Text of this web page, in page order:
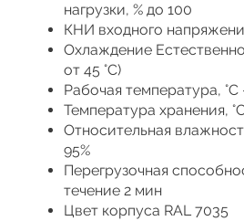
нагрузки, % до 100
КНИ входного
Охлаждение
от 45 °C)
Рабочая температура, °С
Температура хранения,
Относительная
95%
Перегрузочная
течение 2 мин
Цвет корпуса RAL 7035